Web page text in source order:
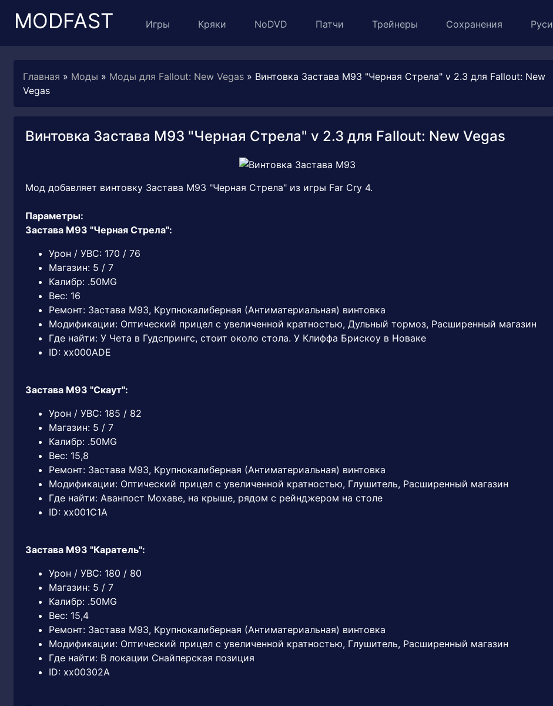
MODFAST Игры Кряки NoDVD Патчи Трейнеры Сохранения
Главная » Моды » Моды для Fallout: New Vegas » Винтовка Застава М93 "Черная Стрела" v 2.3 для Fallout: New
Vegas
Винтовка Застава М93 "Черная Стрела" v 2.3 для Fallout: New Vegas
Мод добавляет винтовку Застава М93 "Черная Стрела" из игры Far Cry 4.
Параметры:
Застава М93 "Черная Стрела":
Урон / УВС: 170 / 76
Магазин: 5 / 7
Калибр: .50MG
Вес: 16
Ремонт: Застава М93, Крупнокалиберная (Антиматериальная) винтовка
Модификации: Оптический прицел с увеличенной кратностью, Дульный тормоз, Расширенный магазин
Где найти: У Чета в Гудспрингс, стоит около стола. У Клиффа Брискоу в Новаке
ID: xx000ADE
Застава М93 "Скаут":
Урон / УВС: 185 / 82
Магазин: 5 / 7
Калибр: .50MG
Вес: 15,8
Ремонт: Застава М93, Крупнокалиберная (Антиматериальная) винтовка
Модификации: Оптический прицел с увеличенной кратностью, Глушитель, Расширенный магазин
Где найти: Аванпост Мохаве, на крыше, рядом с рейнджером на столе
ID: xx001C1A
Застава М93 "Каратель":
Урон / УВС: 180 / 80
Магазин: 5 / 7
Калибр: .50MG
Вес: 15,4
Ремонт: Застава М93, Крупнокалиберная (Антиматериальная) винтовка
Модификации: Оптический прицел с увеличенной кратностью, Глушитель, Расширенный магазин
Где найти: В локации Снайперская позиция
ID: xx00302A